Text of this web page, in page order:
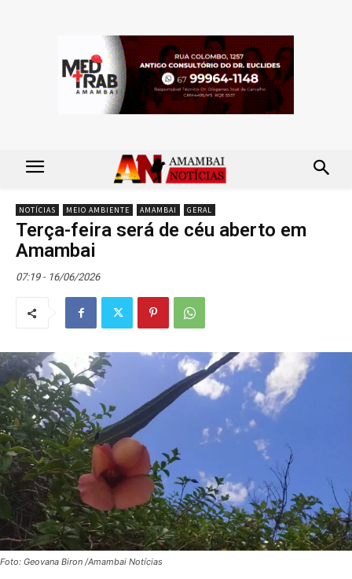
NOTÍCIAS MEIO AMBIENTE AMAMBAI GERAL
Terça-feira será de céu aberto em
Amambai
07:19 - 16/06/2026
Foto: Geovana Biron /Amambai Notícias